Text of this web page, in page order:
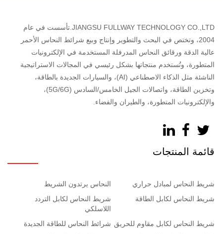
JIANGSU FULLWAY TECHNOLOGY CO.,LTD.تأسست في عام
2004، وتختص في البحث والتطوير وإنتاج وبيع شرائط النحاس الأحمر
عالية الدقة ورقائق النحاس المدرفلة المستخدمة في الإلكترونيات
المتطورة، وتُستخدم منتجاتها بشكل رئيسي في المجالات الاستراتيجية
الناشئة مثل الذكاء الاصطناعي (AI)، والسيارات الجديدة بالطاقة،
وتخزين الطاقة، واتصالات الجيل الخامس/السادس (5G/6G)،
والإلكترونيات المتطورة، والطيران والفضاء.
قائمة المنتجات
شريط النحاس لمبادل حراري
النحاس يرتدون الشريط
شريط النحاس لكابل الطاقة
شريط النحاس لكابل التردد
اللاسلكي
شريط النحاس لكابل مقاوم للحريق شرائط النحاس للطاقة الجديدة